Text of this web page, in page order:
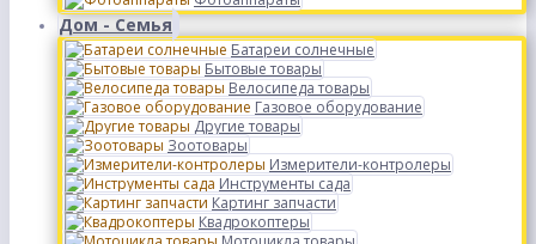
Дом - Семья
Батареи солнечные
Бытовые товары
Велосипеда товары
Газовое оборудование
Другие товары
Зоотовары
Измерители-контролеры
Инструменты сада
Картинг запчасти
Квадрокоптеры